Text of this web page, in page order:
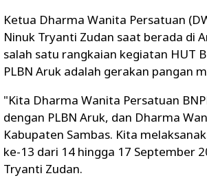
Ketua Dharma Wanita Persatuan
Ninuk Tryanti Zudan saat berada di
salah satu rangkaian kegiatan HUT
PLBN Aruk adalah gerakan pangan
"Kita Dharma Wanita Persatuan
dengan PLBN Aruk, dan Dharma
Kabupaten Sambas. Kita
ke-13 dari 14 hingga 17 September
Tryanti Zudan.